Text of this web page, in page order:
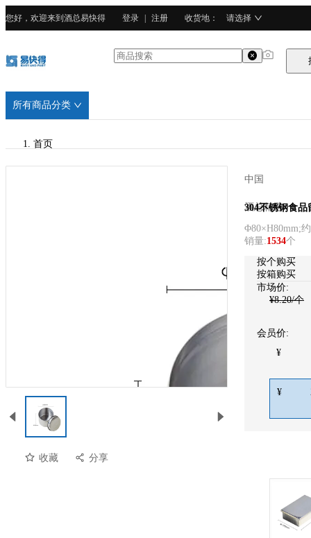
您好，欢迎来到酒总易快得 登录 注册 收货地 ： 请选择
所有商品分类
首页
收藏 分享
中国
酒总精选
304不锈钢食
Φ80×H80mm;
销量:1534个
按个购买
按箱购买
市场价:
¥8.20/个
会员价:
¥
¥